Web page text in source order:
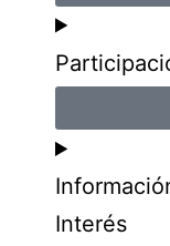
Interés